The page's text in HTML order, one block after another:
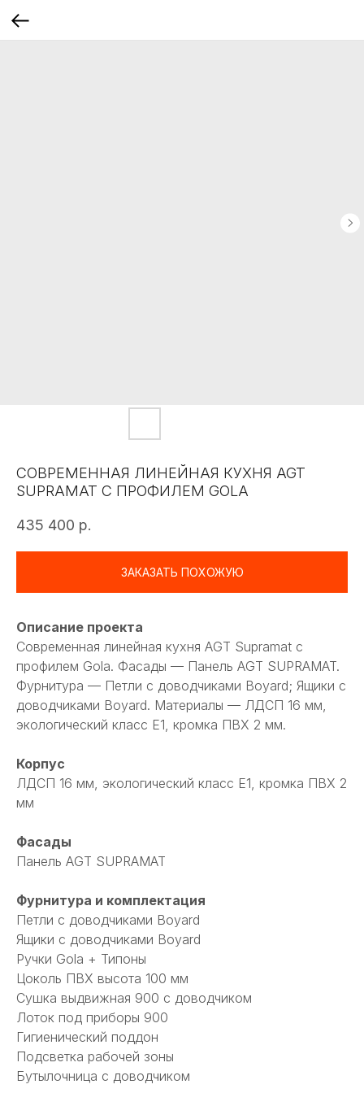
СОВРЕМЕННАЯ ЛИНЕЙНАЯ КУХНЯ AGT
SUPRAMAT С ПРОФИЛЕМ GOLA
435 400 р.
ЗАКАЗАТЬ ПОХОЖУЮ
Описание проекта
Современная линейная кухня AGT Supramat с
профилем Gola. Фасады — Панель AGT SUPRAMAT.
Фурнитура — Петли с доводчиками Boyard; Ящики с
доводчиками Boyard. Материалы — ЛДСП 16 мм,
экологический класс Е1, кромка ПВХ 2 мм.
Корпус
ЛДСП 16 мм, экологический класс Е1, кромка ПВХ 2
мм
Фасады
Панель AGT SUPRAMAT
Фурнитура и комплектация
Петли с доводчиками Boyard
Ящики с доводчиками Boyard
Ручки Gola + Типоны
Цоколь ПВХ высота 100 мм
Сушка выдвижная 900 с доводчиком
Лоток под приборы 900
Гигиенический поддон
Подсветка рабочей зоны
Бутылочница с доводчиком